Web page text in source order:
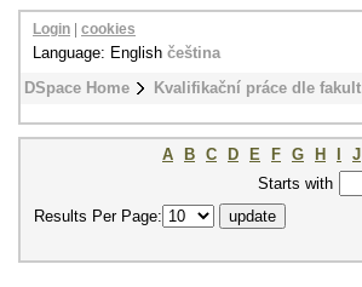
DSpace Home Kvalifikační práce dle fakult
Login cookies
Language: English čeština
A B C D E F G H J
Starts with
Results Per Page: